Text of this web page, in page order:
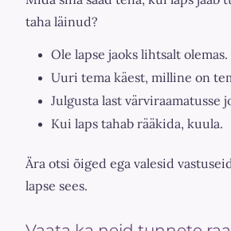
taha läinud?
Ole lapse jaoks lihtsalt olemas.
Uuri tema käest, milline on
Julgusta last värviraamatusse
Kui laps tahab rääkida, kuula.
Ära otsi õiged ega valesid
lapse sees.